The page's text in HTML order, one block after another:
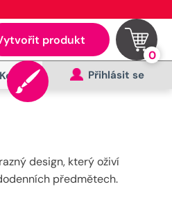
produkt
0
Kontakt Přihlásit se
design, který oživí
předmětech.